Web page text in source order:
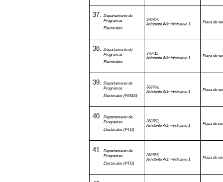
Departamento de
Programas
Electorales
370707,
Asistente Administrativo 1
Plaza de
Departamento de
Programas
Electorales
370711,
Asistente Administrativo 1
Plaza de
Departamento de
Programas
Electorales (PEME)
368764,
Asistente Administrativo 1
Plaza de
Departamento de
Programas
Electorales (PTD)
368763,
Asistente Administrativo 1
Plaza de
Departamento de
Programas
Electorales (PTD)
368765,
Asistente Administrativo 1
Plaza de